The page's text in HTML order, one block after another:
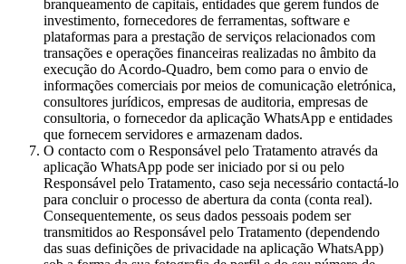
branqueamento de capitais, entidades que gerem fundos de
investimento, fornecedores de ferramentas, software e
plataformas para a prestação de serviços relacionados com
transações e operações financeiras realizadas no âmbito da
execução do Acordo-Quadro, bem como para o envio de
informações comerciais por meios de comunicação eletrónica,
consultores jurídicos, empresas de auditoria, empresas de
consultoria, o fornecedor da aplicação WhatsApp e entidades
que fornecem servidores e armazenam dados.
O contacto com o Responsável pelo Tratamento através da
aplicação WhatsApp pode ser iniciado por si ou pelo
Responsável pelo Tratamento, caso seja necessário contactá-lo
para concluir o processo de abertura da conta (conta real).
Consequentemente, os seus dados pessoais podem ser
transmitidos ao Responsável pelo Tratamento (dependendo
das suas definições de privacidade na aplicação WhatsApp)